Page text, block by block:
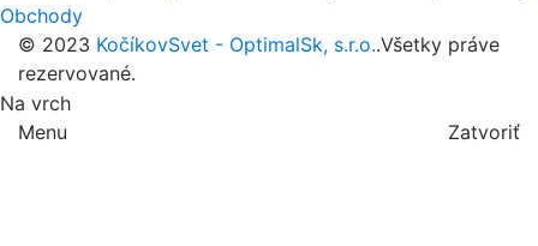
Obchody
© 2023 KočíkovSvet - OptimalSk, s.r.o..Všetky práve
rezervované.
Na vrch
Menu
Zatvoriť